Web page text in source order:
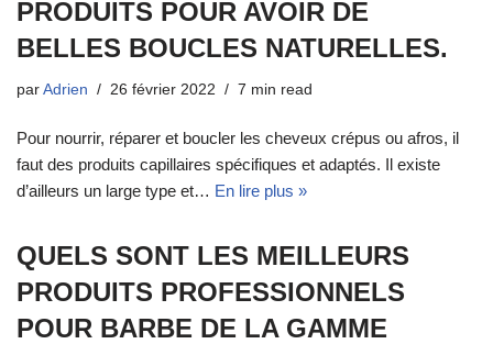
PRODUITS POUR AVOIR DE
BELLES BOUCLES NATURELLES.
par Adrien 26 février 2022 7 min read
Pour nourrir, réparer et boucler les cheveux crépus ou afros, il
faut des produits capillaires spécifiques et adaptés. Il existe
d’ailleurs un large type et… En lire plus »
QUELS SONT LES MEILLEURS
PRODUITS PROFESSIONNELS
POUR BARBE DE LA GAMME